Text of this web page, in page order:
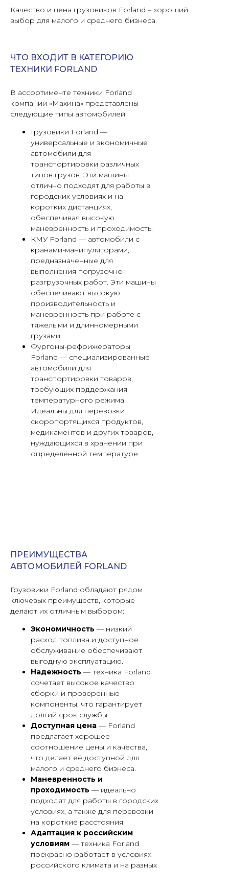
Качество и цена грузовиков Forland – хороший
выбор для малого и среднего бизнеса.
ЧТО ВХОДИТ В КАТЕГОРИЮ
ТЕХНИКИ FORLAND
В ассортименте техники Forland
компании «Махина» представлены
следующие типы автомобилей:
Грузовики Forland —
универсальные и экономичные
автомобили для
транспортировки различных
типов грузов. Эти машины
отлично подходят для работы в
городских условиях и на
коротких дистанциях,
обеспечивая высокую
маневренность и проходимость.
КМУ Forland — автомобили с
кранами-манипуляторами,
предназначенные для
выполнения погрузочно-
разгрузочных работ. Эти машины
обеспечивают высокую
производительность и
маневренность при работе с
тяжелыми и длинномерными
грузами.
Фургоны-рефрижераторы
Forland — специализированные
автомобили для
транспортировки товаров,
требующих поддержания
температурного режима.
Идеальны для перевозки
скоропортящихся продуктов,
медикаментов и других товаров,
нуждающихся в хранении при
определённой температуре.
ПРЕИМУЩЕСТВА
АВТОМОБИЛЕЙ FORLAND
Грузовики Forland обладают рядом
ключевых преимуществ, которые
делают их отличным выбором:
Экономичность — низкий
расход топлива и доступное
обслуживание обеспечивают
выгодную эксплуатацию.
Надежность — техника Forland
сочетает высокое качество
сборки и проверенные
компоненты, что гарантирует
долгий срок службы.
Доступная цена — Forland
предлагает хорошее
соотношение цены и качества,
что делает её доступной для
малого и среднего бизнеса.
Маневренность и
проходимость — идеально
подходят для работы в городских
условиях, а также для перевозки
на короткие расстояния.
Адаптация к российским
условиям — техника Forland
прекрасно работает в условиях
российского климата и на разных